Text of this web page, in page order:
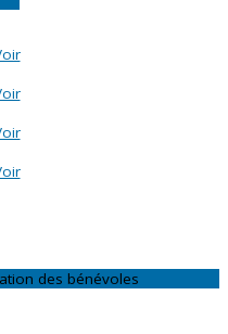
des bénévoles